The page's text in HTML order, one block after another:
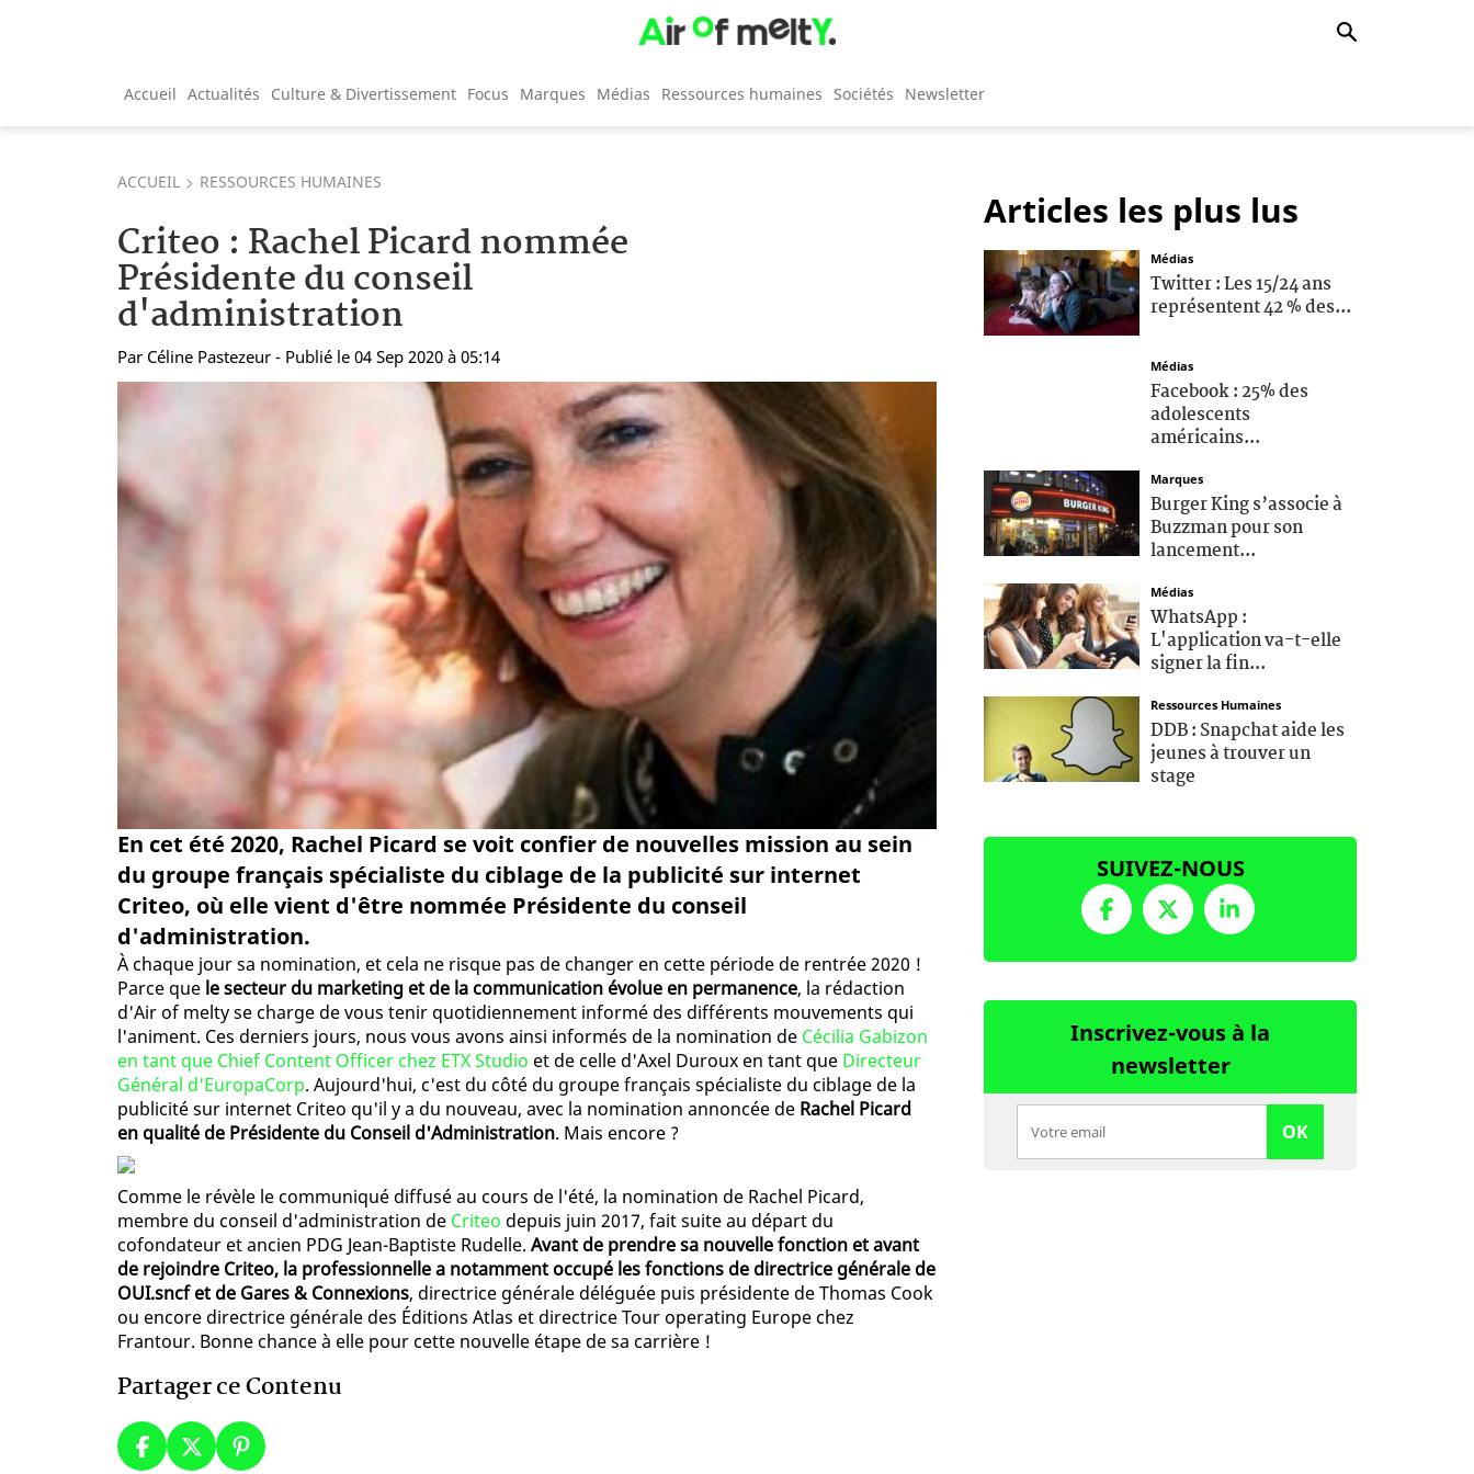
Accueil Actualités Culture & Divertissement Focus Marques Médias Ressources humaines Sociétés Newsletter
ACCUEIL RESSOURCES HUMAINES
Criteo : Rachel Picard nommée
Présidente du conseil
d'administration
Par Céline Pastezeur - Publié le 04 Sep 2020 à 05:14
En cet été 2020, Rachel Picard se voit confier de nouvelles mission au sein
du groupe français spécialiste du ciblage de la publicité sur internet
Criteo, où elle vient d'être nommée Présidente du conseil
d'administration.
À chaque jour sa nomination, et cela ne risque pas de changer en cette période de rentrée 2020 !
Parce que le secteur du marketing et de la communication évolue en permanence, la rédaction
d'Air of melty se charge de vous tenir quotidiennement informé des différents mouvements qui
l'animent. Ces derniers jours, nous vous avons ainsi informés de la nomination de Cécilia Gabizon
en tant que Chief Content Officer chez ETX Studio et de celle d'Axel Duroux en tant que Directeur
Général d'EuropaCorp. Aujourd'hui, c'est du côté du groupe français spécialiste du ciblage de la
publicité sur internet Criteo qu'il y a du nouveau, avec la nomination annoncée de Rachel Picard
en qualité de Présidente du Conseil d'Administration. Mais encore ?
Comme le révèle le communiqué diffusé au cours de l'été, la nomination de Rachel Picard,
membre du conseil d'administration de Criteo depuis juin 2017, fait suite au départ du
cofondateur et ancien PDG Jean-Baptiste Rudelle. Avant de prendre sa nouvelle fonction et avant
de rejoindre Criteo, la professionnelle a notamment occupé les fonctions de directrice générale de
OUI.sncf et de Gares & Connexions, directrice générale déléguée puis présidente de Thomas Cook
ou encore directrice générale des Éditions Atlas et directrice Tour operating Europe chez
Frantour. Bonne chance à elle pour cette nouvelle étape de sa carrière !
Partager ce Contenu
Articles les plus lus
Médias
Twitter : Les 15/24 ans
représentent 42 % des...
Médias
Facebook : 25% des
adolescents
américains...
Marques
Burger King s’associe à
Buzzman pour son
lancement...
Médias
WhatsApp :
L'application va-t-elle
signer la fin...
Ressources Humaines
DDB : Snapchat aide les
jeunes à trouver un
stage
SUIVEZ-NOUS
Inscrivez-vous à la
newsletter
OK